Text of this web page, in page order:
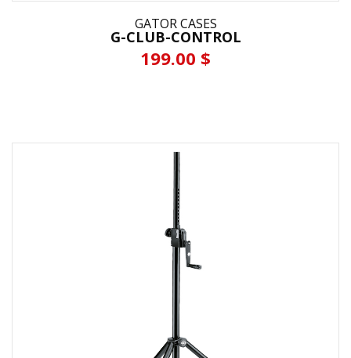
GATOR CASES
G-CLUB-CONTROL
199.00 $